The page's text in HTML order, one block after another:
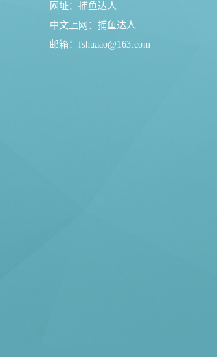
网址： 捕鱼达人
中文上网： 捕鱼达人
邮箱： fshuaao@163.com